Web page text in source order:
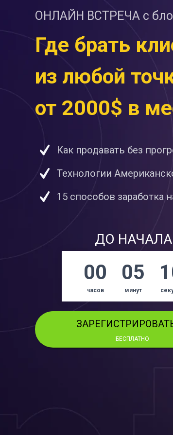
ОНЛАЙН ВСТРЕЧА с
Где брать
из любой
от 2000$ в
Как продавать без
Технологии
15 способов заработка
ДО НАЧАЛА
00
часов
05
минут
БЕСПЛАТНО